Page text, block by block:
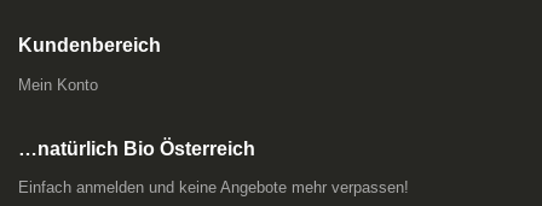
Kundenbereich
Mein Konto
…natürlich Bio Österreich
Einfach anmelden und keine Angebote mehr verpassen!